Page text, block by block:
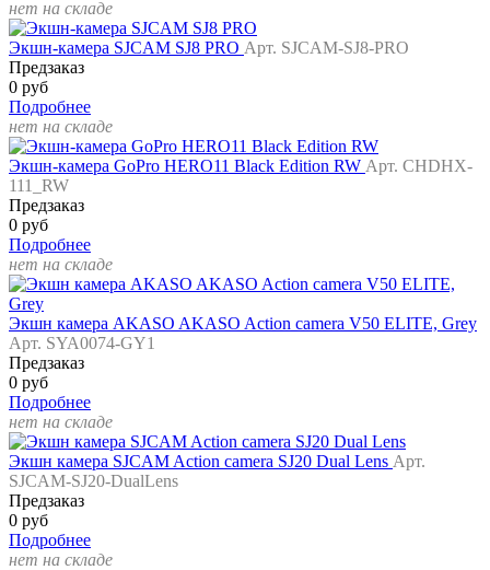
нет на складе
Экшн-камера SJCAM SJ8 PRO Арт. SJCAM-SJ8-PRO
Предзаказ
0 руб
Подробнее
нет на складе
Экшн-камера GoPro HERO11 Black Edition RW Арт. CHDHX-
111_RW
Предзаказ
0 руб
Подробнее
нет на складе
Экшн камера AKASO AKASO Action camera V50 ELITE, Grey
Арт. SYA0074-GY1
Предзаказ
0 руб
Подробнее
нет на складе
Экшн камера SJCAM Action camera SJ20 Dual Lens Арт.
SJCAM-SJ20-DualLens
Предзаказ
0 руб
Подробнее
нет на складе